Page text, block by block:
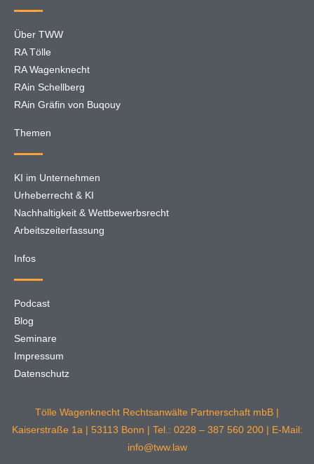
Über TWW
RA Tölle
RA Wagenknecht
RAin Schellberg
RAin Gräfin von Buqouy
Themen
KI im Unternehmen
Urheberrecht & KI
Nachhaltigkeit & Wettbewerbsrecht
Arbeitszeiterfassung
Infos
Podcast
Blog
Seminare
Impressum
Datenschutz
Tölle Wagenknecht Rechtsanwälte Partnerschaft mbB |
Kaiserstraße 1a | 53113 Bonn | Tel.: 0228 – 387 560 200 | E-Mail:
info@tww.law